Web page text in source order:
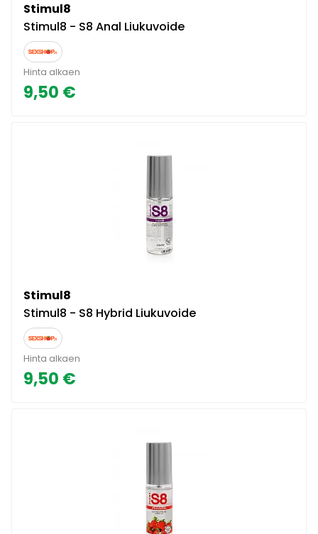
Stimul8
Stimul8 - S8 Anal Liukuvoide
Hinta alkaen
9,50 €
Stimul8
Stimul8 - S8 Hybrid Liukuvoide
Hinta alkaen
9,50 €